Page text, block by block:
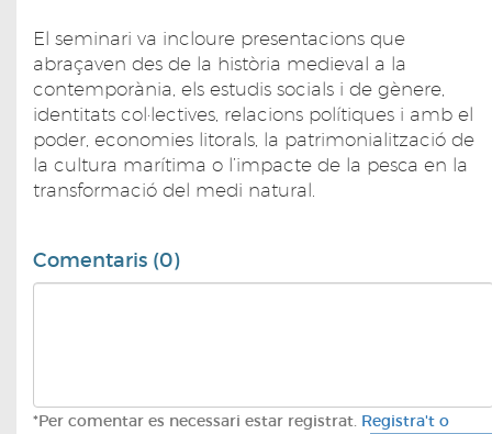
El seminari va incloure presentacions que
abraçaven des de la història medieval a la
contemporània, els estudis socials i de gènere,
identitats col·lectives, relacions polítiques i amb el
poder, economies litorals, la patrimonialització de
la cultura marítima o l’impacte de la pesca en la
transformació del medi natural.
Comentaris (0)
*Per comentar es necessari estar registrat. Registra't o